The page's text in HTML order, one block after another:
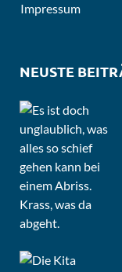
Impressum
NEUSTE